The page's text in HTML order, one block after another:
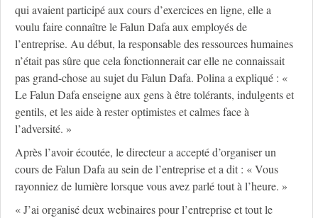
qui avaient participé aux cours d’exercices en ligne, elle a
voulu faire connaître le Falun Dafa aux employés de
l’entreprise. Au début, la responsable des ressources humaines
n’était pas sûre que cela fonctionnerait car elle ne connaissait
pas grand-chose au sujet du Falun Dafa. Polina a expliqué : «
Le Falun Dafa enseigne aux gens à être tolérants, indulgents et
gentils, et les aide à rester optimistes et calmes face à
l’adversité. »
Après l’avoir écoutée, le directeur a accepté d’organiser un
cours de Falun Dafa au sein de l’entreprise et a dit : « Vous
rayonniez de lumière lorsque vous avez parlé tout à l’heure. »
« J’ai organisé deux webinaires pour l’entreprise et tout le